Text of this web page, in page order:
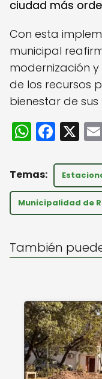
ciudad más
Con esta
municipal
modernización
de los recursos
bienestar de
W
h
a
ts
A
p
F
a
c
e
b
o
k
X
Municipalidad de
También